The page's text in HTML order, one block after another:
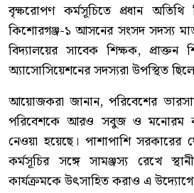
বৃক্ষরোপণ কর্মসূচিতে প্রধান অতিথি
কিশোরগঞ্জ-১ আসনের সংসদ সদস্য
বিদ্যালয়ের সাবেক শিক্ষক, প্রাক্তন
অ্যাসোসিয়েশনের সদস্যরা উপস্থিত
আয়োজকরা জানান, পরিবেশের
পরিবেশকে আরও সবুজ ও মনোরম
নেওয়া হয়েছে। পাশাপাশি
কর্মসূচির সঙ্গে সামঞ্জস্য রেখে
কার্যক্রমকে উৎসাহিত করাও এ